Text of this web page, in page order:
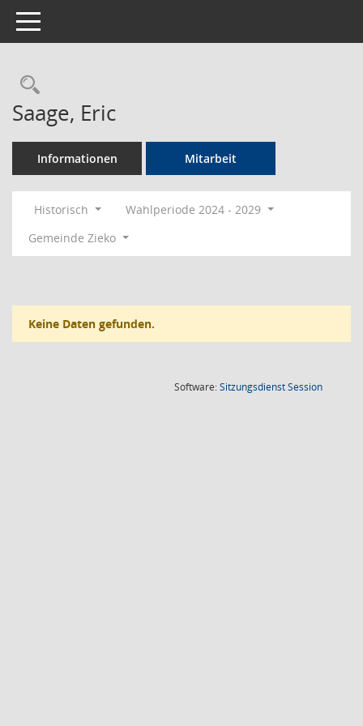
Toggle navigation
Rechercheauswahl
Saage, Eric
Informationen Mitarbeit
Historisch
Wahlperiode 2024 - 2029
Gemeinde Zieko
Keine Daten gefunden.
Software:SitzungsdienstSession(Wird in